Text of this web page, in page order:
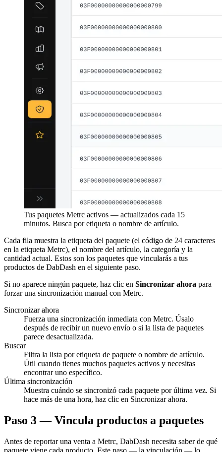
Tus paquetes Metrc activos — actualizados cada 15
minutos. Busca por etiqueta o nombre de artículo.
Cada fila muestra la etiqueta del paquete (el código de 24 caracteres
en la etiqueta Metrc), el nombre del artículo, la categoría y la
cantidad actual. Estos son los paquetes que vincularás a tus
productos de DabDash en el siguiente paso.
Si no aparece ningún paquete, haz clic en Sincronizar ahora para
forzar una sincronización manual con Metrc.
Sincronizar ahora
Fuerza una sincronización inmediata con Metrc. Úsalo
después de recibir un nuevo envío o si la lista de paquetes
parece desactualizada.
Buscar
Filtra la lista por etiqueta de paquete o nombre de artículo.
Útil cuando tienes muchos paquetes activos y necesitas
encontrar uno específico.
Última sincronización
Muestra cuándo se sincronizó cada paquete por última vez. Si
hace más de una hora, haz clic en Sincronizar ahora.
Paso 3 — Vincula productos a paquetes
Antes de reportar una venta a Metrc, DabDash necesita saber de qué
paquete viene cada producto. Este paso — la vinculación — lo